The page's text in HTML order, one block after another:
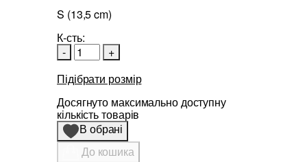
S (13,5 cm)
К-сть:
-
+
Підібрати розмір
Досягнуто максимально доступну
кількість товарів
В обрані
До кошика